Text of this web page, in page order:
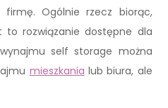
firmę. Ogólnie rzecz biorąc,
to rozwiązanie dostępne dla
self storage można
mieszkania lub biura, ale